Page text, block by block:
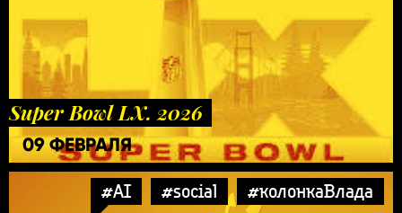
Super Bowl LX. 2026
09 ФЕВРАЛЯ
#AI #social
#колонкаВлада